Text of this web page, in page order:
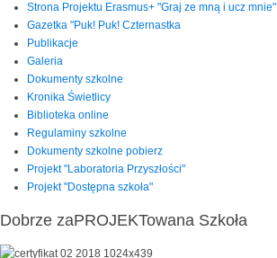
Strona Projektu Erasmus+ "Graj ze mną i ucz mnie"
Gazetka "Puk! Puk! Czternastka
Publikacje
Galeria
Dokumenty szkolne
Kronika Świetlicy
Biblioteka online
Regulaminy szkolne
Dokumenty szkolne pobierz
Projekt "Laboratoria Przyszłości"
Projekt "Dostępna szkoła"
Dobrze zaPROJEKTowana Szkoła